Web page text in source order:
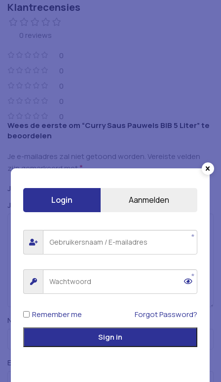
Klantrecensies
0 reviews
0
0
0
0
0
Wees de eerste om “Curry Saus Pauwels BIB 5 Liter” te
beoordelen
Je e-mailadres zal niet getoond worden.Vereiste velden
zijn gemarkeerd met*
Je beoordeling*
Je beoordeling*
Naam*
E-mail
Login Aanmelden
Remember me Forgot Password?
Sign in